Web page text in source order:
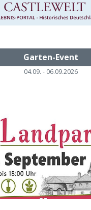
Garten-Event
04.09. - 06.09.2026